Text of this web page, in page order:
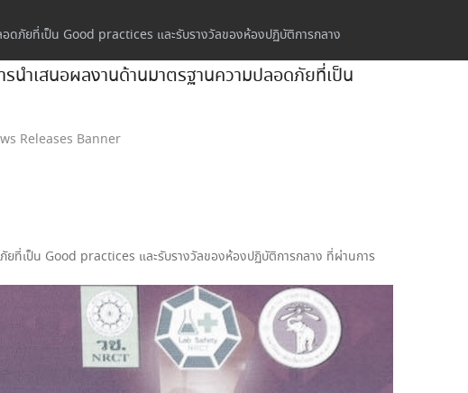
ดภัยที่เป็น Good practices และรับรางวัลของห้องปฏิบัติการกลาง
ำเสนอผลงานด้านมาตรฐานความปลอดภัยที่เป็น
Releases Banner
ที่เป็น Good practices และรับรางวัลของห้องปฏิบัติการกลาง ที่ผ่านการ